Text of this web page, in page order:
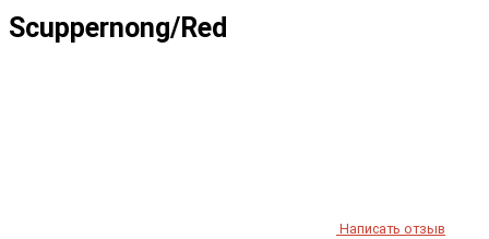
Scuppernong/Red
Написать отзыв